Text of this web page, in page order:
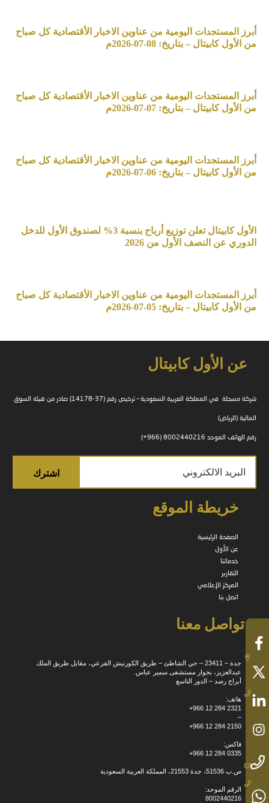
أبرز المستجدات اليومية من عناوين الاخبار الأقتصادية كل صباح
من الأول كابيتال – بتاريخ: 08-07-2026م
أبرز المستجدات اليومية من عناوين الاخبار الأقتصادية كل صباح
من الأول كابيتال – بتاريخ: 07-07-2026م
أبرز المستجدات اليومية من عناوين الاخبار الأقتصادية كل صباح
من الأول كابيتال – بتاريخ: 06-07-2026م
الأول كابيتال تعلن توزيع أرباح بنسبة 3% لصندوق الأول للدخل
الدوري عن النصف الأول من 2026
أبرز المستجدات اليومية من عناوين الاخبار الأقتصادية كل صباح
من الأول كابيتال – بتاريخ: 05-07-2026م
عن الأول كابيتال
شركة مسجلة في المملكة العربية السعودية – ترخيص رقم (37-14178) صادر من هيئة السوق
المالية (الرياض)
رقم الهاتف الموحد 8002440216 (966+)
خريطة الموقع
الصفحة الرئيسية
عن الأول
خدماتنا
التقارير
المركز الإعلامي
اتصل بنا
تواصل معنا
جدة – 23411 – حي الشاطئ – طريق الكورنيش الفرعي، مقابل طريق الملك
عبدالعزيز، بجوار مستشفى سمير عباس.
أبراج رصد – الدور التاسع
هاتف:
+966 12 284 2321
–
+966 12 284 2150
فاكس:
+966 12 284 0335
ص.ب 51536، جدة 21553، المملكة العربية السعودية
الرقم الموحد:
8002440216